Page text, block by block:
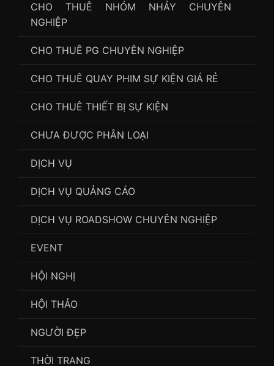
CHO THUÊ NHÓM NHẢY CHUYÊN
NGHIỆP
CHO THUÊ PG CHUYÊN NGHIỆP
CHO THUÊ QUAY PHIM SỰ KIỆN GIÁ RẺ
CHO THUÊ THIẾT BỊ SỰ KIỆN
CHƯA ĐƯỢC PHÂN LOẠI
DỊCH VỤ
DỊCH VỤ QUẢNG CÁO
DỊCH VỤ ROADSHOW CHUYÊN NGHIỆP
EVENT
HỘI NGHỊ
HỘI THẢO
NGƯỜI ĐẸP
THỜI TRANG